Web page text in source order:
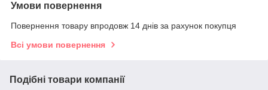
Умови повернення
Повернення товару впродовж 14 днів за рахунок покупця
Всі умови повернення
Подібні товари компанії